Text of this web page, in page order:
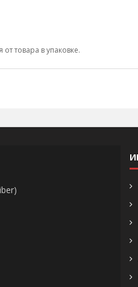
товара в упаковке.